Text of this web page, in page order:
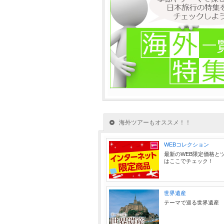
海外ツアーもオススメ！！
WEBコレクション
最新のWEB限定価格と
はここでチェック！
世界遺産
テーマで巡る世界遺産